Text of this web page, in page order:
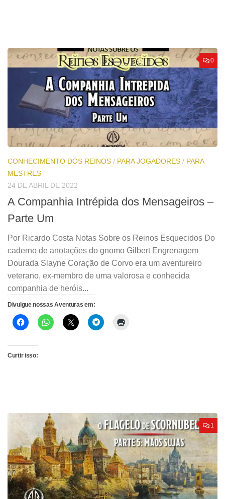
0
CONHECIMENTO DOS REINOS / PARA JOGADORES / PARA
MESTRES
24 DE ABRIL DE 2022
A Companhia Intrépida dos Mensageiros –
Parte Um
Por Ricardo Costa Notas Sobre os Reinos Esquecidos Do
caderno de anotações do gnomo Gilbert Engrenagem
Dourada Slayne Coração de Corvo era um aventureiro
veterano, ex-membro de uma valorosa e conhecida
companhia de heróis...
Divulgue nossas Aventuras em:
Curtir isso:
1